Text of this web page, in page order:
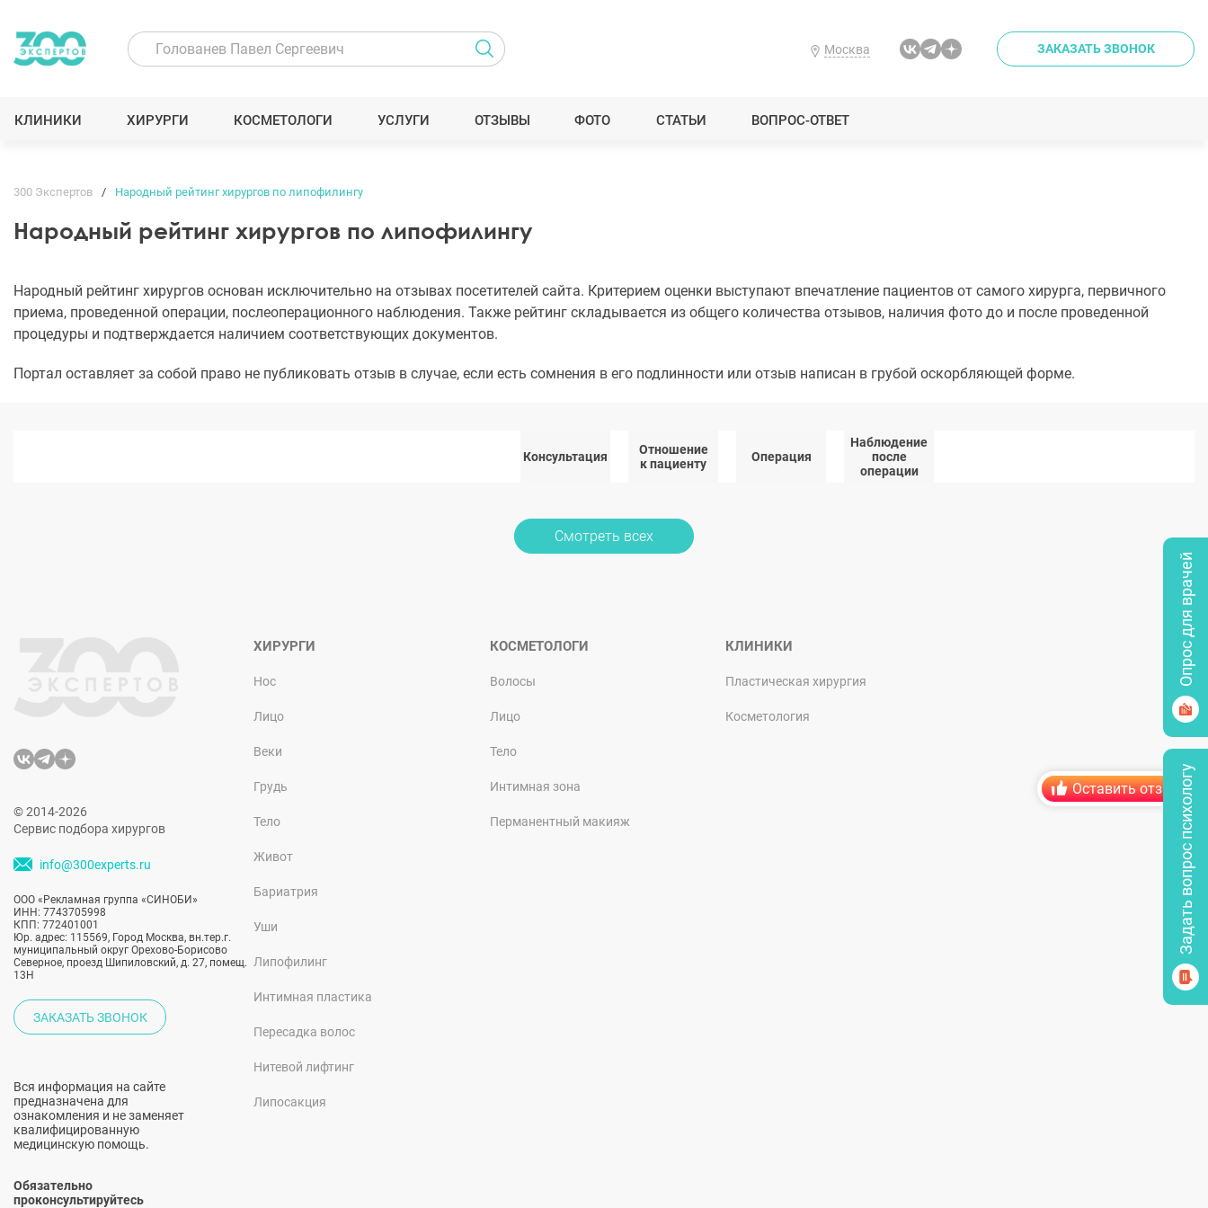
Москва ЗАКАЗАТЬ ЗВОНОК
КЛИНИКИ ХИРУРГИ КОСМЕТОЛОГИ УСЛУГИ ОТЗЫВЫ ФОТО СТАТЬИ ВОПРОС-ОТВЕТ
300 Экспертов Народный рейтинг хирургов по липофилингу
Народный рейтинг хирургов по липофилингу
Народный рейтинг хирургов основан исключительно на отзывах посетителей сайта. Критерием оценки выступают впечатление пациентов от самого хирурга, первичного
приема, проведенной операции, послеоперационного наблюдения. Также рейтинг складывается из общего количества отзывов, наличия фото до и после проведенной
процедуры и подтверждается наличием соответствующих документов.
Портал оставляет за собой право не публиковать отзыв в случае, если есть сомнения в его подлинности или отзыв написан в грубой оскорбляющей форме.
Консультация
Отношение
к пациенту
Операция
Наблюдение
после
операции
Смотреть всех
Оставить отзыв
© 2014-2026
Сервис подбора хирургов
info@300experts.ru
ООО «Рекламная группа «СИНОБИ»
ИНН: 7743705998
КПП: 772401001
Юр. адрес: 115569, Город Москва, вн.тер.г.
муниципальный округ Орехово-Борисово
Северное, проезд Шипиловский, д. 27, помещ.
13Н
ЗАКАЗАТЬ ЗВОНОК
Вся информация на сайте
предназначена для
ознакомления и не заменяет
квалифицированную
медицинскую помощь.
Обязательно
проконсультируйтесь
ХИРУРГИ
Нос
Лицо
Веки
Грудь
Тело
Живот
Бариатрия
Уши
Липофилинг
Интимная пластика
Пересадка волос
Нитевой лифтинг
Липосакция
КОСМЕТОЛОГИ
Волосы
Лицо
Тело
Интимная зона
Перманентный макияж
КЛИНИКИ
Пластическая хирургия
Косметология
Опрос для врачей
Задать вопрос психологу